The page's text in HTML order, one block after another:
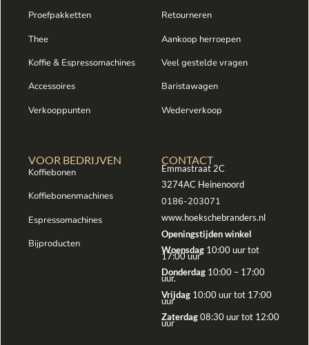
Proefpakketten
Thee
Koffie & Espressomachines
Accessoires
Verkooppunten
Retourneren
Aankoop herroepen
Veel gestelde vragen
Baristawagen
Wederverkoop
VOOR BEDRIJVEN
Koffiebonen
Koffiebonenmachines
Espressomachines
Bijproducten
CONTACT
Emmastraat 2C
3274AC Heinenoord
0186-203071
www.hoekschebranders.nl
Openingstijden winkel
Woensdag 10:00 uur tot
17:00 uur
Donderdag 10:00 – 17:00
uur.
Vrijdag 10:00 uur tot 17:00
uur
Zaterdag08:30 uur tot 12:00
uur